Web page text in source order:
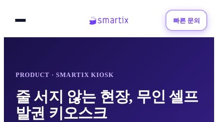
빠른 문의
PRODUCT · SMARTIX KIOSK
줄 서지 않는 현장, 무인 셀프
발권 키오스크